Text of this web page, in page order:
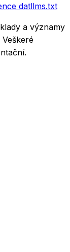
datllms.txt
a významy